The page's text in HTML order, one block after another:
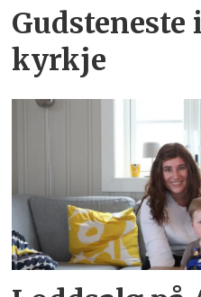
Gudsteneste
kyrkje